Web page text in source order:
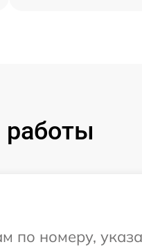
номеру,